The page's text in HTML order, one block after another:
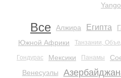
Все Алжира Египта
Южной Африки
Танзании,
Гондурас Мексики Панамы
Венесуэлы